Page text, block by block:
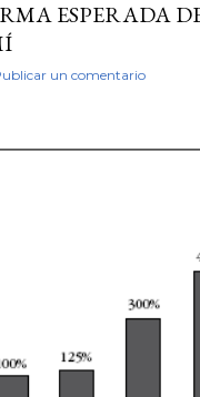
ESPERADA
un comentario